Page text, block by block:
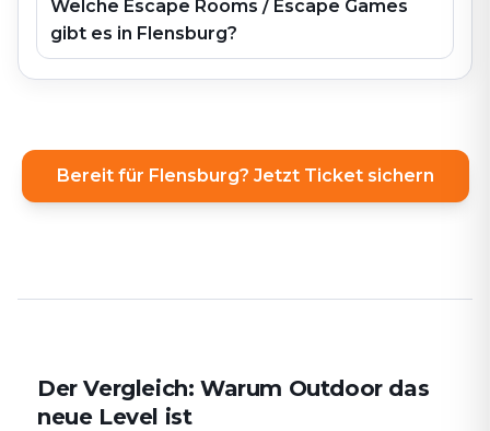
Welche Escape Rooms / Escape Games
gibt es in Flensburg?
Bereit für Flensburg? Jetzt Ticket sichern
Der Vergleich: Warum Outdoor das
neue Level ist